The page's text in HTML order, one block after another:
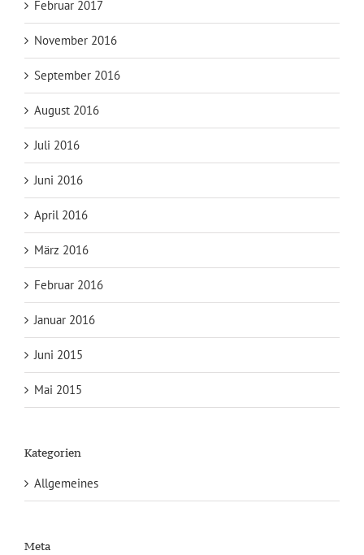
Februar 2017
November 2016
September 2016
August 2016
Juli 2016
Juni 2016
April 2016
März 2016
Februar 2016
Januar 2016
Juni 2015
Mai 2015
Kategorien
Allgemeines
Meta